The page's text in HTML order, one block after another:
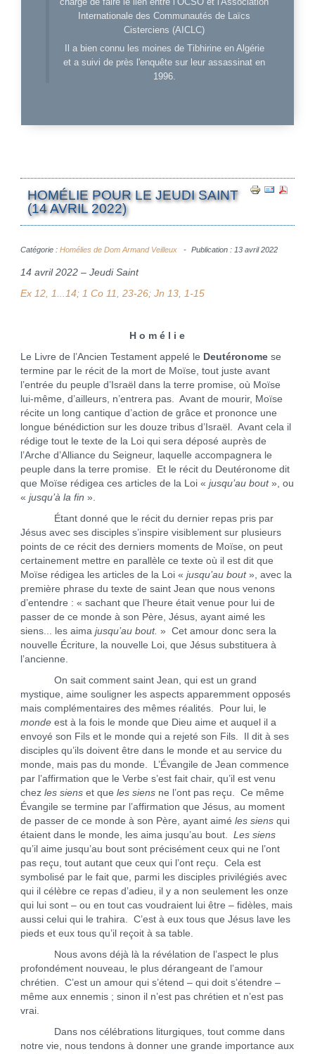
Internationale des Communautés de Laïcs
Cisterciens (AICLC)
Il a bien connu les moines de Tibhirine en Algérie
et a suivi de près l'enquête sur leur assassinat en
1996.
HOMÉLIE POUR LE JEUDI SAINT
(14 AVRIL 2022)
Catégorie : Homélies de Dom Armand Veilleux Publication : 13 avril 2022
14 avril 2022 – Jeudi Saint
Ex 12, 1...14; 1 Co 11, 23-26; Jn 13, 1-15
H o m é l i e
Le Livre de l’Ancien Testament appelé le Deutéronomese
termine par le récit de la mort de Moïse, tout juste avant
l’entrée du peuple d’Israël dans la terre promise, où Moïse
lui-même, d’ailleurs, n’entrera pas. Avant de mourir, Moïse
récite un long cantique d’action de grâce et prononce une
longue bénédiction sur les douze tribus d’Israël. Avant cela il
rédige tout le texte de la Loi qui sera déposé auprès de
l’Arche d’Alliance du Seigneur, laquelle accompagnera le
peuple dans la terre promise. Et le récit du Deutéronome dit
que Moïse rédigea ces articles de la Loi « jusqu’au bout», ou
« jusqu’à la fin ».
Étant donné que le récit du dernier repas pris par
Jésus avec ses disciples s’inspire visiblement sur plusieurs
points de ce récit des derniers moments de Moïse, on peut
certainement mettre en parallèle ce texte où il est dit que
Moïse rédigea les articles de la Loi « jusqu’au bout», avec la
première phrase du texte de saint Jean que nous venons
d’entendre : « sachant que l’heure était venue pour lui de
passer de ce monde à son Père, Jésus, ayant aimé les
siens... les aima jusqu’au bout. » Cet amour donc sera la
nouvelle Écriture, la nouvelle Loi, que Jésus substituera à
l’ancienne.
On sait comment saint Jean, qui est un grand
mystique, aime souligner les aspects apparemment opposés
mais complémentaires des mêmes réalités. Pour lui, le
mondeest à la fois le monde que Dieu aime et auquel il a
envoyé son Fils et le monde qui a rejeté son Fils. Il dit à ses
disciples qu’ils doivent être dans le monde et au service du
monde, mais pas du monde. L’Évangile de Jean commence
par l’affirmation que le Verbe s’est fait chair, qu’il est venu
chez les sienset que les siensne l’ont pas reçu. Ce même
Évangile se termine par l’affirmation que Jésus, au moment
de passer de ce monde à son Père, ayant aimé les siensqui
étaient dans le monde, les aima jusqu’au bout. Les siens
qu’il aime jusqu’au bout sont précisément ceux qui ne l’ont
pas reçu, tout autant que ceux qui l’ont reçu. Cela est
symbolisé par le fait que, parmi les disciples privilégiés avec
qui il célèbre ce repas d’adieu, il y a non seulement les onze
qui lui sont – ou en tout cas voudraient lui être – fidèles, mais
aussi celui qui le trahira. C’est à eux tous que Jésus lave les
pieds et eux tous qu’il reçoit à sa table.
Nous avons déjà là la révélation de l’aspect le plus
profondément nouveau, le plus dérangeant de l’amour
chrétien. C’est un amour qui s’étend – qui doit s’étendre –
même aux ennemis ; sinon il n’est pas chrétien et n’est pas
vrai.
Dans nos célébrations liturgiques, tout comme dans
notre vie, nous tendons à donner une grande importance aux